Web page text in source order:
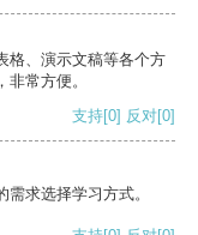
格、演示文稿等各个方
常方便。
支持[0] 反对[0]
求选择学习方式。